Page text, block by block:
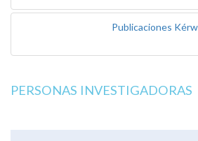
Publicaciones
PERSONAS INVESTIGADORAS